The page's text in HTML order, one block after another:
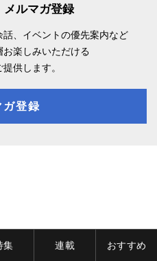
メルマガ登録
、 イベントの優先案内など
お楽しみいただける
供します。
ガ登録
集 連載 おすすめ